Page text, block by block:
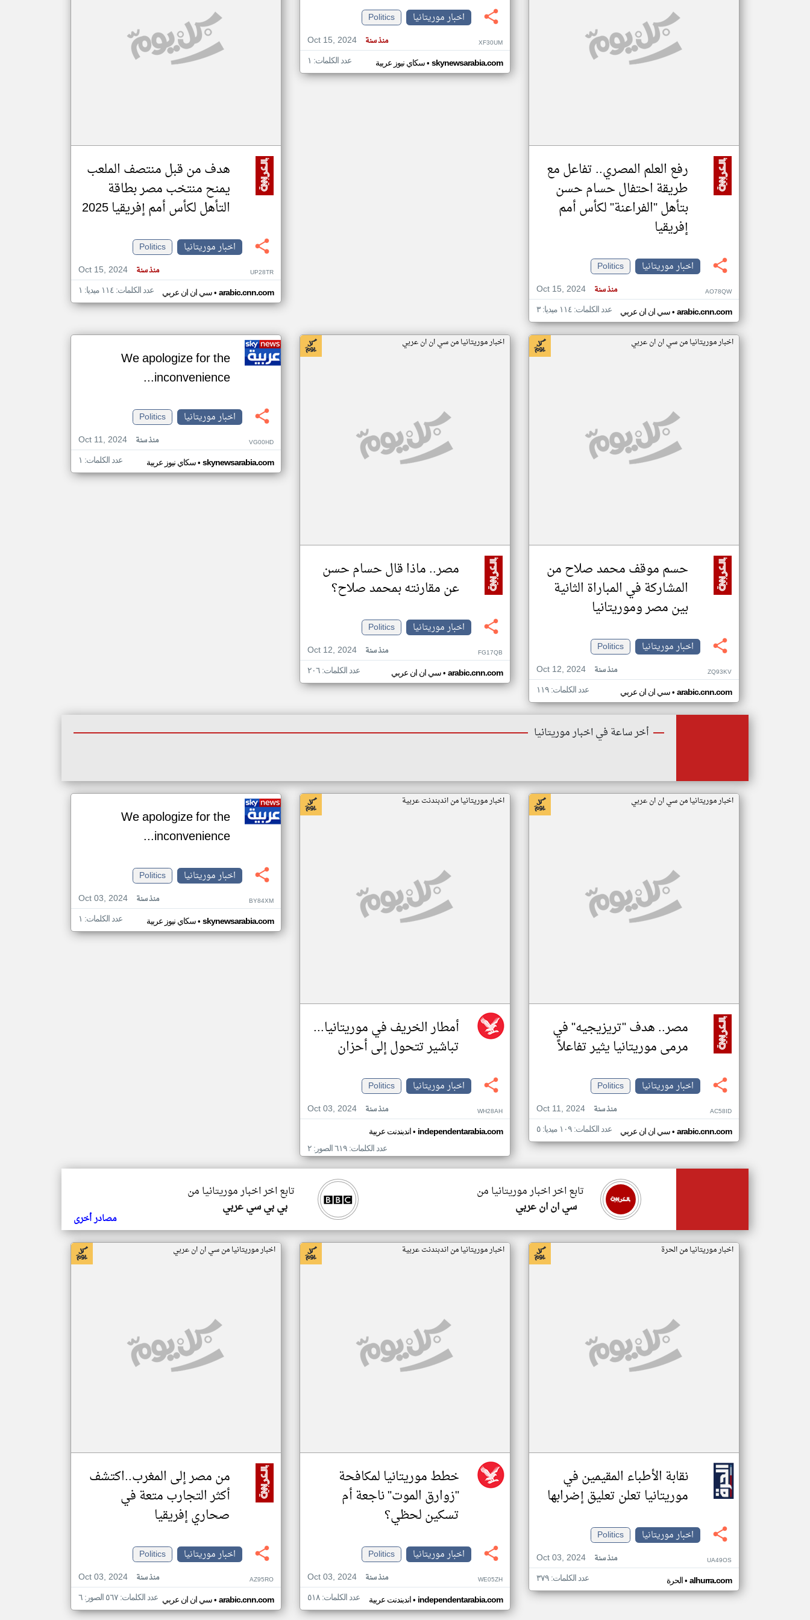
مصادر الأخبار من موريتانيا
رفع العلم المصري.. تفاعل مع
طريقة احتفال حسام حسن
بتأهل "الفراعنة" لكأس أمم
إفريقيا
اخبار موريتانيا
Politics
Oct 15, 2024
منذ سنة AO78QW
سي ان ان عربي• arabic.cnn.com عدد الكلمات: ١١٤ ميديا: ٣
اخبار موريتانيا
Politics
Oct 15, 2024
منذ سنة XF30UM
سكاي نيوز عربية• skynewsarabia.com عدد الكلمات: ١
هدف من قبل منتصف الملعب
يمنح منتخب مصر بطاقة
التأهل لكأس أمم إفريقيا 2025
اخبار موريتانيا
Politics
Oct 15, 2024
منذ سنة UP28TR
سي ان ان عربي• arabic.cnn.com عدد الكلمات: ١١٤ ميديا: ١
اخبار موريتانيا من سي ان ان عربي
حسم موقف محمد صلاح من
المشاركة في المباراة الثانية
بين مصر وموريتانيا
اخبار موريتانيا
Politics
Oct 12, 2024
منذ سنة ZQ93KV
سي ان ان عربي• arabic.cnn.com عدد الكلمات: ١١٩
اخبار موريتانيا من سي ان ان عربي
مصر.. ماذا قال حسام حسن
عن مقارنته بمحمد صلاح؟
اخبار موريتانيا
Politics
Oct 12, 2024
منذ سنة FG17QB
سي ان ان عربي• arabic.cnn.com عدد الكلمات: ٢٠٦
We apologize for the
inconvenience...
اخبار موريتانيا
Politics
Oct 11, 2024
منذ سنة VG00HD
سكاي نيوز عربية• skynewsarabia.com عدد الكلمات: ١
أخر ساعة في اخبار موريتانيا
اخبار موريتانيا من سي ان ان عربي
مصر.. هدف "تريزيجيه" في
مرمى موريتانيا يثير تفاعلاً
اخبار موريتانيا
Politics
Oct 11, 2024
منذ سنة AC58ID
سي ان ان عربي• arabic.cnn.com عدد الكلمات: ١٠٩ ميديا: ٥
اخبار موريتانيا من اندبندنت عربية
أمطار الخريف في موريتانيا...
تباشير تتحول إلى أحزان
اخبار موريتانيا
Politics
Oct 03, 2024
منذ سنة WH28AH
اندبندنت عربية• independentarabia.com
عدد الكلمات: ٦١٩ الصور: ٢
We apologize for the
inconvenience...
اخبار موريتانيا
Politics
Oct 03, 2024
منذ سنة BY84XM
سكاي نيوز عربية• skynewsarabia.com عدد الكلمات: ١
تابع اخر اخبار موريتانيا من
بي بي سي عربي
تابع اخر اخبار موريتانيا من
سي ان ان عربي
مصادر أخرى
اخبار موريتانيا من الحرة
نقابة الأطباء المقيمين في
موريتانيا تعلن تعليق إضرابها
اخبار موريتانيا
Politics
Oct 03, 2024
منذ سنة UA49OS
الحرة• alhurra.com عدد الكلمات: ٣٧٩
اخبار موريتانيا من اندبندنت عربية
خطط موريتانيا لمكافحة
"زوارق الموت" ناجعة أم
تسكين لحظي؟
اخبار موريتانيا
Politics
Oct 03, 2024
منذ سنة WE05ZH
اندبندنت عربية• independentarabia.com عدد الكلمات: ٥١٨
اخبار موريتانيا من سي ان ان عربي
من مصر إلى المغرب..اكتشف
أكثر التجارب متعة في
صحاري إفريقيا
اخبار موريتانيا
Politics
Oct 03, 2024
منذ سنة AZ95RO
سي ان ان عربي• arabic.cnn.com عدد الكلمات: ٥٦٧ الصور: ٦